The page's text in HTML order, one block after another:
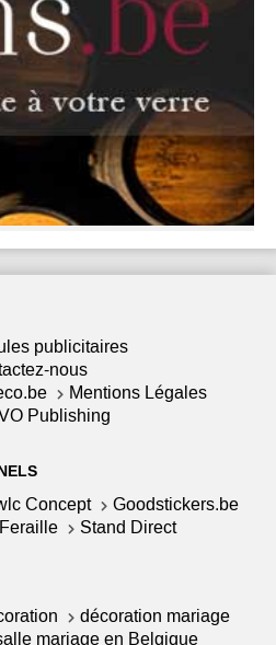
publicitaires
nous
Mentions Légales
Publishing
Concept
Goodstickers.be
Feraille
Stand Direct
décoration mariage
mariage en Belgique